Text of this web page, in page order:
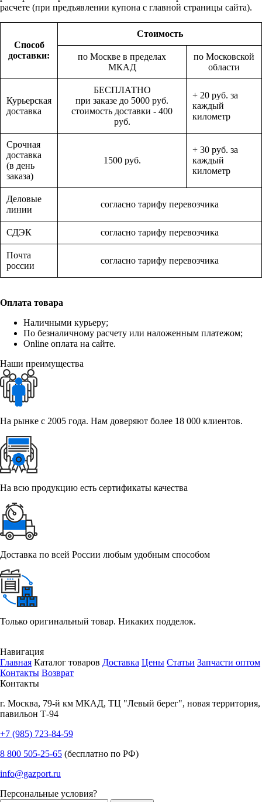
расчете (при предъявлении купона с главной страницы сайта).
Способ
доставки:
Стоимость
по Москве в пределах
МКАД
по Московской
области
Курьерская
доставка
БЕСПЛАТНО
при заказе до 5000 руб.
стоимость доставки - 400
руб.
+ 20 руб. за
каждый
километр
Срочная
доставка
(в день
заказа)
1500 руб.
+ 30 руб. за
каждый
километр
Деловые
линии
согласно тарифу перевозчика
СДЭК согласно тарифу перевозчика
Почта
россии
согласно тарифу перевозчика
Оплата товара
Наличными курьеру;
По безналичному расчету или наложенным платежом;
Online оплата на сайте.
Наши преимущества
На рынке с 2005 года. Нам доверяют более 18 000 клиентов.
На всю продукцию есть сертификаты качества
Доставка по всей России любым удобным способом
Только оригинальный товар. Никаких подделок.
Навигация
Главная Каталог товаров Доставка Цены Статьи Запчасти оптом
Контакты Возврат
Контакты
г. Москва, 79-й км МКАД, ТЦ "Левый берег", новая территория,
павильон Т-94
+7 (985) 723-84-59
8 800 505-25-65 (бесплатно по РФ)
info@gazport.ru
Персональные условия?